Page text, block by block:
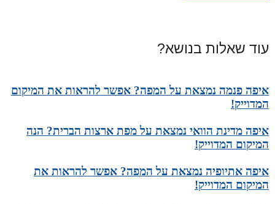
עוד שאלות בנושא?
איפה פנמה נמצאת על המפה? אפשר להראות את המיקום
המדוייק!
איפה מדינת הוואי נמצאת על מפת ארצות הברית? הנה
המיקום המדוייק!
איפה אתיופיה נמצאת על המפה? אפשר להראות את
המיקום המדוייק!